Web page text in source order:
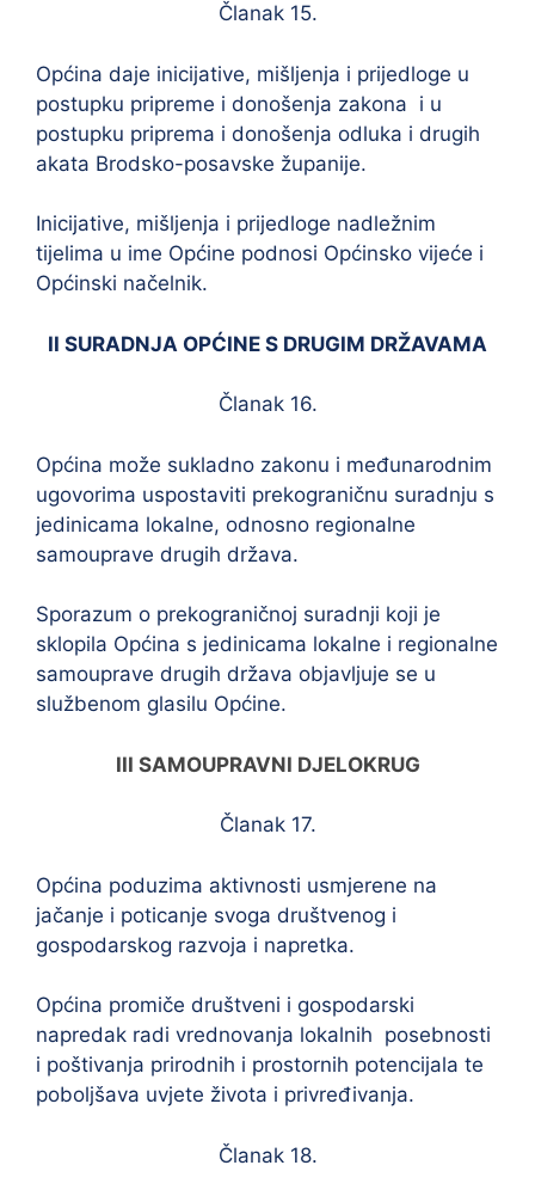
Članak 15.
Općina daje inicijative, mišljenja i prijedloge u
postupku pripreme i donošenja zakona i u
postupku priprema i donošenja odluka i drugih
akata Brodsko-posavske županije.
Inicijative, mišljenja i prijedloge nadležnim
tijelima u ime Općine podnosi Općinsko vijeće i
Općinski načelnik.
II SURADNJA OPĆINE S DRUGIM DRŽAVAMA
Članak 16.
Općina može sukladno zakonu i međunarodnim
ugovorima uspostaviti prekograničnu suradnju s
jedinicama lokalne, odnosno regionalne
samouprave drugih država.
Sporazum o prekograničnoj suradnji koji je
sklopila Općina s jedinicama lokalne i regionalne
samouprave drugih država objavljuje se u
službenom glasilu Općine.
III SAMOUPRAVNI DJELOKRUG
Članak 17.
Općina poduzima aktivnosti usmjerene na
jačanje i poticanje svoga društvenog i
gospodarskog razvoja i napretka.
Općina promiče društveni i gospodarski
napredak radi vrednovanja lokalnih posebnosti
i poštivanja prirodnih i prostornih potencijala te
poboljšava uvjete života i privređivanja.
Članak 18.